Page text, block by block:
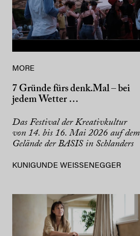
MORE
7 Gründe fürs denk.Mal – bei
jedem Wetter …
Das Festival der Kreativkultur
von 14. bis 16. Mai 2026 auf dem
Gelände der BASIS in Schlanders
KUNIGUNDE WEISSENEGGER